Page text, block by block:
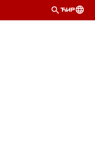
ЋИР